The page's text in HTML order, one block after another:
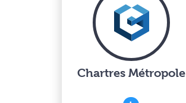
Chartres Métropole